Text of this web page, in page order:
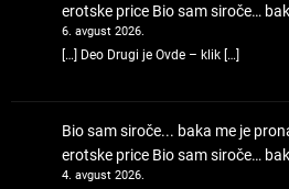
erotske price Bio sam siroče…
6. avgust 2026.
[…] Deo Drugi je Ovde – klik […]
Bio sam siroče... baka me je
erotske price Bio sam siroče…
4. avgust 2026.